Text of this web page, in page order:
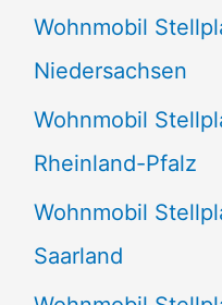
Wohnmobil
Niedersachsen
Wohnmobil
Rheinland-Pfalz
Wohnmobil
Saarland